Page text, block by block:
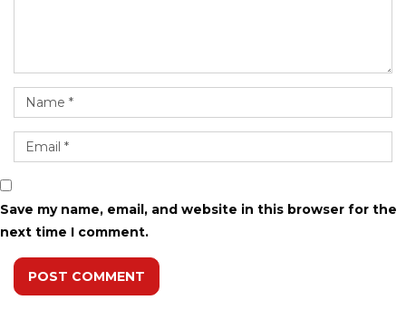
Save my name, email, and website in this browser for the
next time I comment.
POST COMMENT